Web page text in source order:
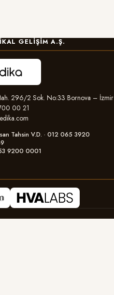
GELIŞIM A.Ş.
296/2 Sok. No:33 Bornova – İzmir
00 21
Tahsin V.D. · 012 065 3920
9200 0001